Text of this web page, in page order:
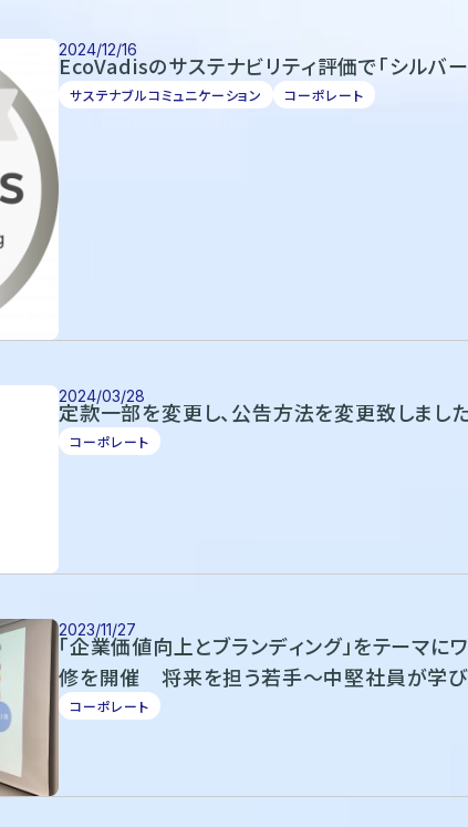
2024/12/16
EcoVadisのサステナビリティ評価で「シルバ
サステナブルコミュニケーション コーポレート
2024/03/28
定款一部を変更し、公告方法を変更致しまし
コーポレート
2023/11/27
「企業価値向上とブランディング」をテーマに
修を開催 将来を担う若手～中堅社員が学び
対してプレゼンテーションを実施
コーポレート